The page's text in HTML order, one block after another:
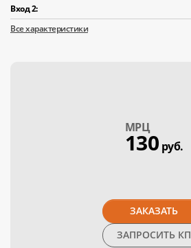
Вход 2:
Все характеристики
МPЦ
130 руб.
ЗАКАЗАТЬ
ЗАПРОСИТЬ КП